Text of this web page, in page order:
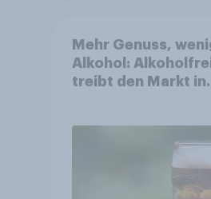
Mehr Genuss,
Alkohol:
treibt den Markt in